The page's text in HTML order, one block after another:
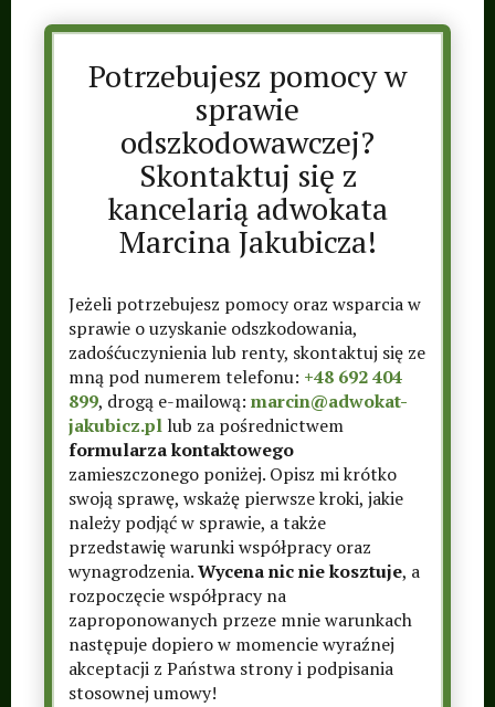
Potrzebujesz pomocy w
sprawie
odszkodowawczej?
Skontaktuj się z
kancelarią adwokata
Marcina Jakubicza!
Jeżeli potrzebujesz pomocy oraz wsparcia w
sprawie o uzyskanie odszkodowania,
zadośćuczynienia lub renty, skontaktuj się ze
mną pod numerem telefonu: +48 692 404
899, drogą e-mailową: marcin@adwokat-
jakubicz.pl lub za pośrednictwem
formularza kontaktowego
zamieszczonego poniżej. Opisz mi krótko
swoją sprawę, wskażę pierwsze kroki, jakie
należy podjąć w sprawie, a także
przedstawię warunki współpracy oraz
wynagrodzenia.Wycena nic nie kosztuje, a
rozpoczęcie współpracy na
zaproponowanych przeze mnie warunkach
następuje dopiero w momencie wyraźnej
akceptacji z Państwa strony i podpisania
stosownej umowy!